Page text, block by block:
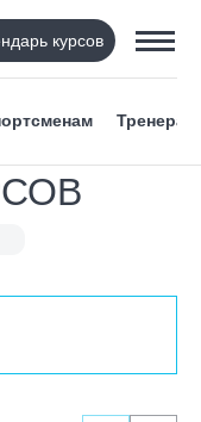
курсов
Тренерам